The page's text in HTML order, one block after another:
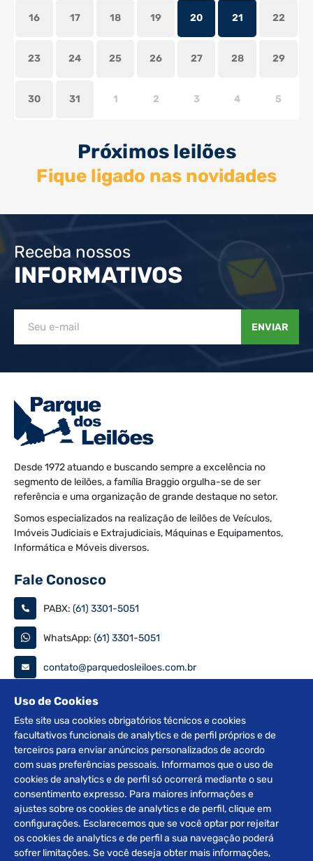
16 17 18 19 20 21 22
23 24 25 26 27 28 29
30 31 1 2 3 4 5
Próximos leilões
Fique ligado nas novidades
Receba nossos
INFORMATIVOS
ENVIAR
Desde 1972 atuando e buscando sempre a excelência no
segmento de leilões, a família Braggio orgulha-se de ser
referência e uma organização de grande destaque no setor.
Somos especializados na realização de leilões de Veículos,
Imóveis Judiciais e Extrajudiciais, Máquinas e Equipamentos,
Informática e Móveis diversos.
Fale Conosco
PABX: (61) 3301-5051
WhatsApp: (61) 3301-5051
contato@parquedosleiloes.com.br
Consulte seu documento
PESQUISAR
Siga nas redes
Uso de Cookies
Este site usa cookies obrigatórios técnicos e cookies
facultativos funcionais de analytics e de perfil próprios e de
terceiros para enviar anúncios personalizados de acordo
com suas preferências pessoais. Informamos que o uso de
cookies de analytics e de perfil só ocorrerá mediante o seu
consentimento expresso. Para maiores informações e
ajustes sobre os cookies de analytics e de perfil, clique em
configurações. Esclarecemos que se você optar por rejeitar
os cookies de analytics e de perfil a sua navegação poderá
sofrer limitações. Se você deseja obter mais informações,